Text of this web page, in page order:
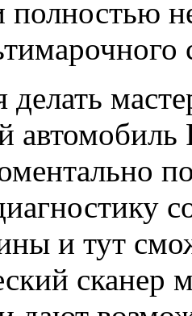
полностью
делать
автомобиль
и тут
сканер